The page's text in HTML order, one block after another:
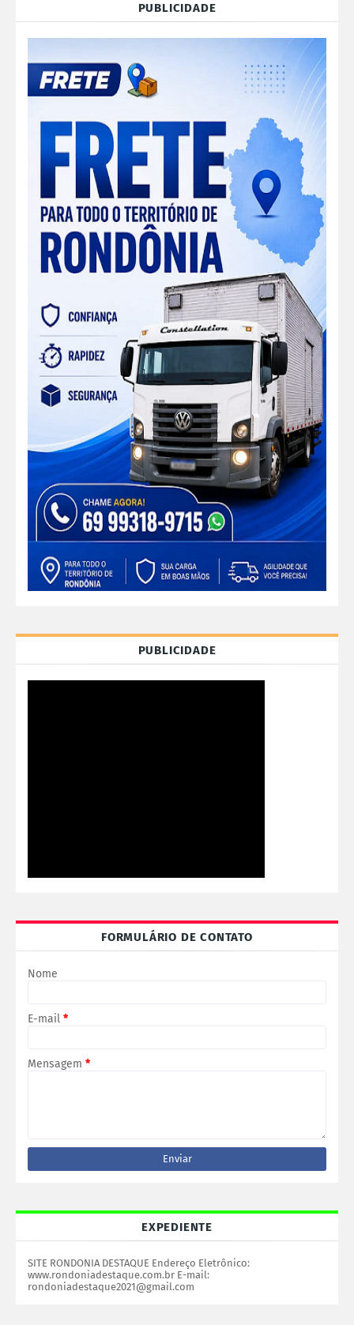
PUBLICIDADE
PUBLICIDADE
FORMULÁRIO DE CONTATO
Nome
E-mail *
Mensagem *
EXPEDIENTE
SITE RONDONIA DESTAQUE Endereço Eletrônico:
www.rondoniadestaque.com.br E-mail:
rondoniadestaque2021@gmail.com